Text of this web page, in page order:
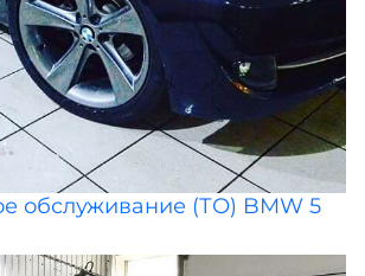
обслуживание (ТО) BMW 5